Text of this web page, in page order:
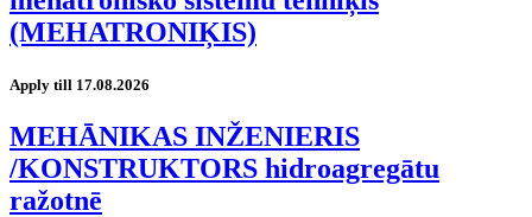
(MEHATRONIĶIS)
Apply till 17.08.2026
MEHĀNIKAS INŽENIERIS
/KONSTRUKTORS hidroagregātu
ražotnē